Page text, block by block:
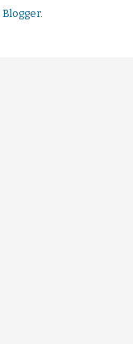
Blogger.